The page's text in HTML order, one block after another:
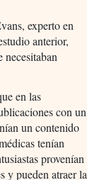
experto en
anterior,
necesitaban
en las
con un
un contenido
tenían
provenían
y pueden atraer la